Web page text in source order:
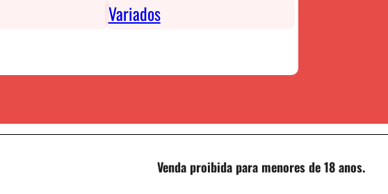
Variados
Venda proibida para menores de 18 anos.